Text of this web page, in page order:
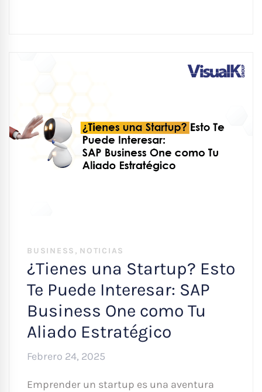
BUSINESS , NOTICIAS
¿Tienes una Startup? Esto
Te Puede Interesar: SAP
Business One como Tu
Aliado Estratégico
Febrero 24, 2025
Emprender un startup es una aventura